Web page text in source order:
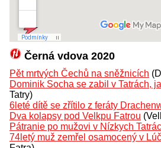
Černá vdova 2020
Pět mrtvých Čechů na sněžnicích
Dominik Socha se zabil v Tatrách,
Tatry)
6leté dítě se zřítilo z feráty
Dva kolapsy pod Velkpu Fatrou
Pátranie po mužovi v Nízkych
74letý muž zemřel osamocený v